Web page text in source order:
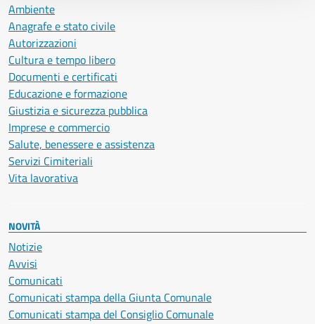
Ambiente
Anagrafe e stato civile
Autorizzazioni
Cultura e tempo libero
Documenti e certificati
Educazione e formazione
Giustizia e sicurezza pubblica
Imprese e commercio
Salute, benessere e assistenza
Servizi Cimiteriali
Vita lavorativa
NOVITÀ
Notizie
Avvisi
Comunicati
Comunicati stampa della Giunta Comunale
Comunicati stampa del Consiglio Comunale